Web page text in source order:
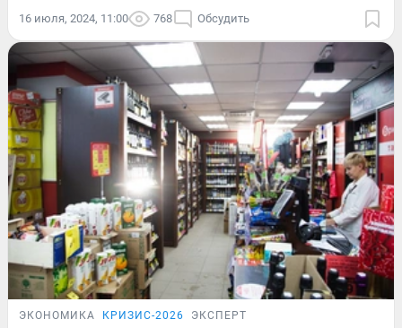
16 июля, 2024, 11:00 768 Обсудить
ЭКОНОМИКА КРИЗИС-2026 ЭКСПЕРТ